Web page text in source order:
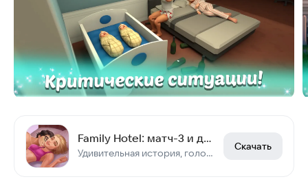
Family Hotel: матч-3 и декор
Удивительная история, головоломки и дизайн роскошного отеля в горах!
Скачать